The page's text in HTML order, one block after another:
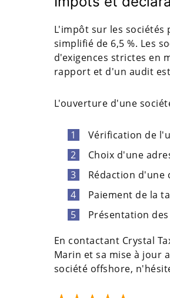
L'impôt sur les sociétés
simplifié de 6,5 %. Les
d'exigences strictes en
rapport et d'un audit
L'ouverture d'une
Vérification de
Choix d'une
Rédaction d'une
Paiement de la
Présentation
En contactant Сrystal
Marin et sa mise à jour
société offshore,